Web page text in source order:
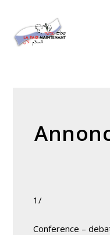
1/
Conference –